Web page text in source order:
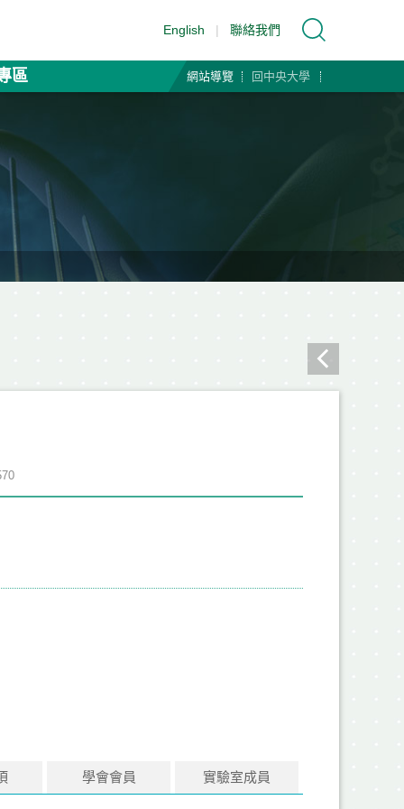
English | 聯絡我們
區 網站導覽 回中央大學
學會會員 實驗室成員